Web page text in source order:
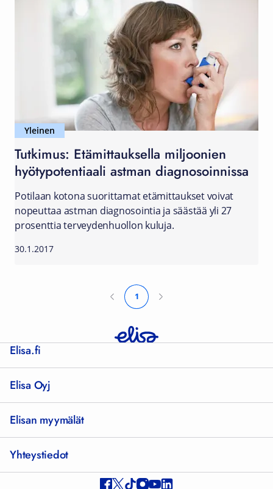
Yleinen
Tutkimus: Etämittauksella miljoonien
hyötypotentiaali astman diagnosoinnissa
Potilaan kotona suorittamat etämittaukset voivat
nopeuttaa astman diagnosointia ja säästää yli 27
prosenttia terveydenhuollon kuluja.
30.1.2017
1
Elisa.fi
Elisa Oyj
Elisan myymälät
Yhteystiedot